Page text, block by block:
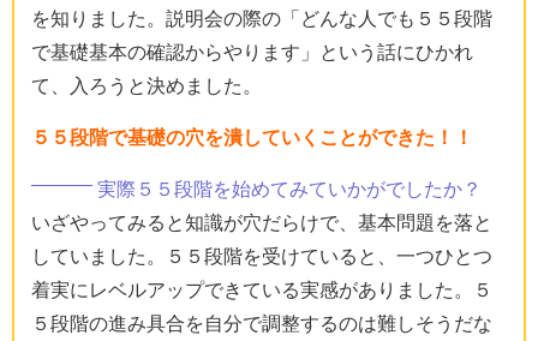
を知りました。説明会の際の「どんな人でも５５段階
で基礎基本の確認からやります」という話にひかれ
て、入ろうと決めました。
５５段階で基礎の穴を潰していくことができた！！
実際５５段階を始めてみていかがでしたか？
いざやってみると知識が穴だらけで、基本問題を落と
していました。５５段階を受けていると、一つひとつ
着実にレベルアップできている実感がありました。５
５段階の進み具合を自分で調整するのは難しそうだな